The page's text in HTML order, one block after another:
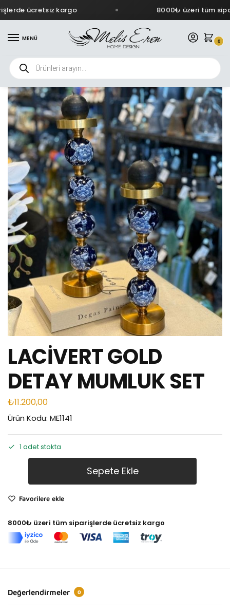
ücretsiz kargo 8000₺ üzeri tüm
MENÜ 0
LACİVERT GOLD
DETAY MUMLUK SET
₺11.200,00
Ürün Kodu: ME1141
1 adet stokta
Sepete Ekle
Favorilere ekle
8000₺ üzeri tüm siparişlerde ücretsiz kargo
Değerlendirmeler 0